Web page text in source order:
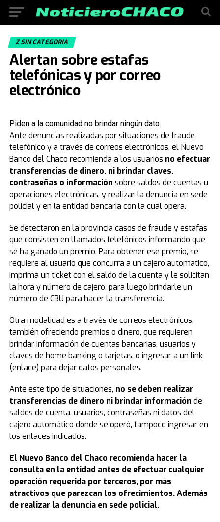
Z SIN CATEGORIA
Alertan sobre estafas
telefónicas y por correo
electrónico
Piden a la comunidad no brindar ningún dato.
Ante denuncias realizadas por situaciones de fraude
telefónico y a través de correos electrónicos, el Nuevo
Banco del Chaco recomienda a los usuarios no efectuar
transferencias de dinero, ni brindar claves,
contraseñas o información sobre saldos de cuentas u
operaciones electrónicas, y realizar la denuncia en sede
policial y en la entidad bancaria con la cual opera.
Se detectaron en la provincia casos de fraude y estafas
que consisten en llamados telefónicos informando que
se ha ganado un premio. Para obtener ese premio, se
requiere al usuario que concurra a un cajero automático,
imprima un ticket con el saldo de la cuenta y le solicitan
la hora y número de cajero, para luego brindarle un
número de CBU para hacer la transferencia.
Otra modalidad es a través de correos electrónicos,
también ofreciendo premios o dinero, que requieren
brindar información de cuentas bancarias, usuarios y
claves de home banking o tarjetas, o ingresar a un link
(enlace) para dejar datos personales.
Ante este tipo de situaciones, no se deben realizar
transferencias de dinero ni brindar información de
saldos de cuenta, usuarios, contraseñas ni datos del
cajero automático donde se operó, tampoco ingresar en
los enlaces indicados.
El Nuevo Banco del Chaco recomienda hacer la
consulta en la entidad antes de efectuar cualquier
operación requerida por terceros, por más
atractivos que parezcan los ofrecimientos. Además
de realizar la denuncia en sede policial.